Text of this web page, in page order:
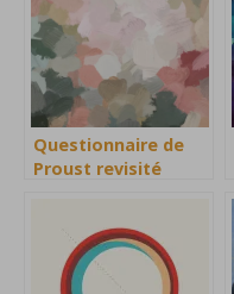
Questionnaire de
Proust revisité